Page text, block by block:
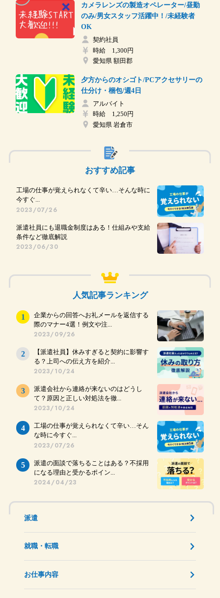
カメラレンズの製造オペレーター/昼勤
のみ/男女スタッフ活躍中！/未経験者
OK
契約社員
時給 1,300円
愛知県 額田郡
夕方からのオシゴト/PCアクセサリーの
仕分け・梱包/週4日
アルバイト
時給 1,250円
愛知県 岩倉市
おすすめ記事
工場の仕事が覚えられなくて辛い…そんな時に
今すぐ...
2023/07/26
派遣社員にも退職金制度はある！仕組みや支給
条件など徹底解説
2023/06/30
人気記事ランキング
企業からの回答へお礼メールを返信する
際のマナー4選！例文や注...
2023/09/26
【派遣社員】休みすぎると契約に影響す
る？上司への伝え方を紹介...
2023/10/24
派遣会社から連絡が来ないのはどうし
て？原因と正しい対処法を徹...
2023/10/24
工場の仕事が覚えられなくて辛い…そん
な時に今すぐ...
2023/07/26
派遣の面談で落ちることはある？不採用
になる理由と受かるポイン...
2024/04/23
派遣
就職・転職
お仕事内容